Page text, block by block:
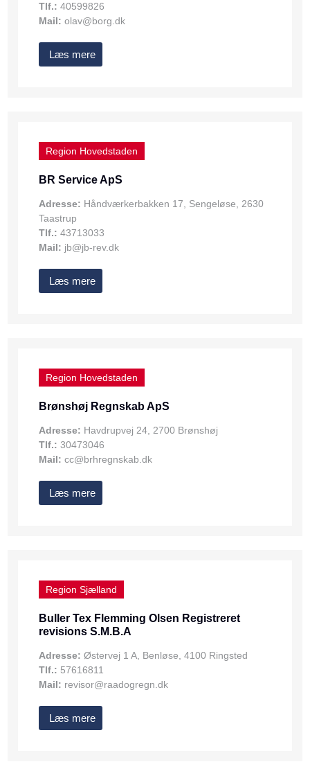
Tlf.: 40599826
Mail: olav@borg.dk
Læs mere
Region Hovedstaden
BR Service ApS
Adresse: Håndværkerbakken 17, Sengeløse, 2630
Taastrup
Tlf.: 43713033
Mail: jb@jb-rev.dk
Læs mere
Region Hovedstaden
Brønshøj Regnskab ApS
Adresse: Havdrupvej 24, 2700 Brønshøj
Tlf.: 30473046
Mail: cc@brhregnskab.dk
Læs mere
Region Sjælland
Buller Tex Flemming Olsen Registreret
revisions S.M.B.A
Adresse: Østervej 1 A, Benløse, 4100 Ringsted
Tlf.: 57616811
Mail: revisor@raadogregn.dk
Læs mere